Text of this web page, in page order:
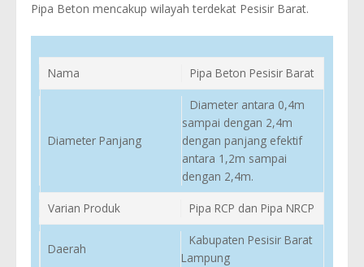
Pipa Beton mencakup wilayah terdekat Pesisir Barat.
Nama Pipa Beton Pesisir Barat
Diameter Panjang
Diameter antara 0,4m
sampai dengan 2,4m
dengan panjang efektif
antara 1,2m sampai
dengan 2,4m.
Varian Produk Pipa RCP dan Pipa NRCP
Daerah
Kabupaten Pesisir Barat
Lampung